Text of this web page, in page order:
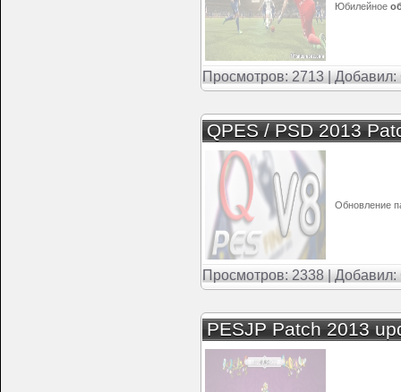
Юбилейное
Просмотров: 2713 | Добавил:
QPES / PSD 2013
Обновление
Просмотров: 2338 | Добавил:
PESJP Patch 2013